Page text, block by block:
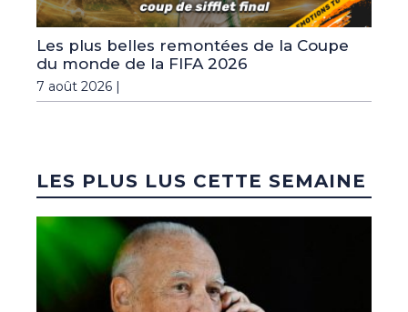
Les plus belles remontées de la Coupe
du monde de la FIFA 2026
7 août 2026 |
LES PLUS LUS CETTE SEMAINE